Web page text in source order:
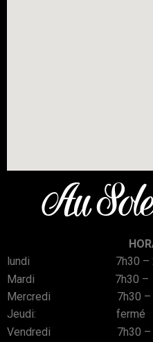
Au
lundi 7h30 –
Mardi 7h30 –
Mercredi 7h30 –
Jeudi: fermé
Vendredi 7h30 –